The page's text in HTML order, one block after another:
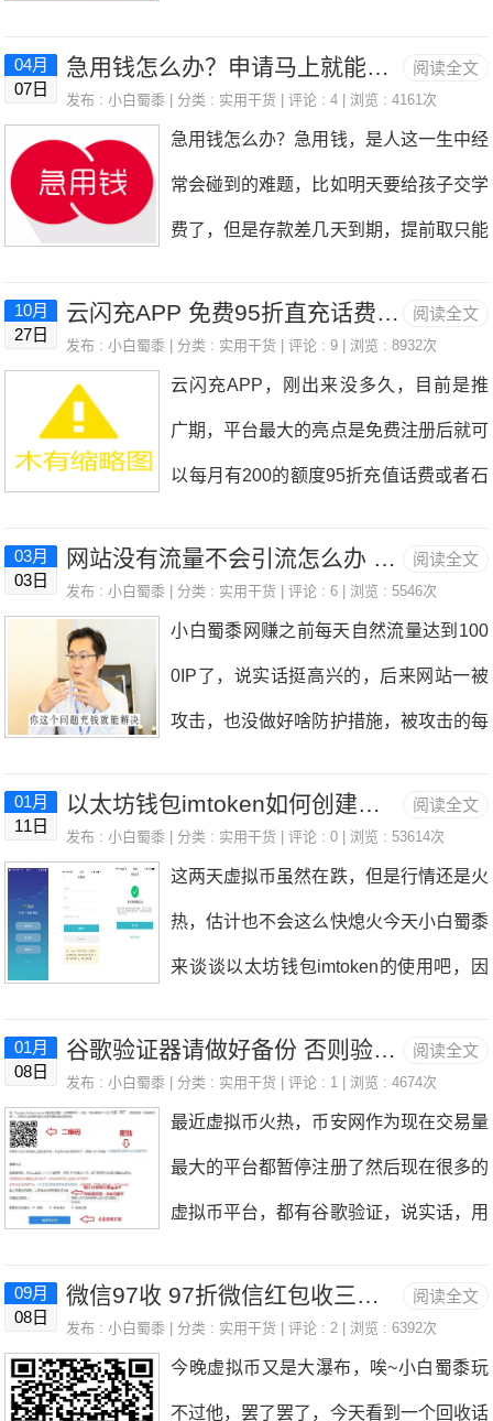
过一个“一炮通”，当时想买来自己疏通
元，这样的话如果抢到了就是25元钱，
可惜的是小白蜀黍没有抢到，哈哈。茶蛋
网上回收的显示如下：可以看到，其实很
多活动，撸毛的收益都是挺高的，只要找
到合适的回收平台，比如玖玖收或者茶蛋
权益玖玖收（券码无忧）注册：点我进入
其他实物，平时网上有很多的活动，撸的
级别97.5-99折不等，支付宝提现，0.1元
起提现。所以说，玖玖收可以简单高效的
把你手中的闲置资源价值最大化的平台，
把不要的东西转售给需要的人。玖玖收
（券码无忧）注册：点我进入玖玖收（券
描下方二维码进入注册玖玖收，注册后绑
阅读全文
04月
07日
急用钱怎么办？申请马上就能下款使用提现的口子推荐
发布 :小白蜀黍 | 分类 : 实用干货 | 评论 : 4 | 浏览 : 4161次
急用钱怎么办？急用钱，是人这一生中经
常会碰到的难题，比如明天要给孩子交学
费了，但是存款差几天到期，提前取只能
一笔钱周转一下再从银行贷出来；突然生
偏逢连夜雨，问别人借钱吧，别人好像也
和你一样也缺钱，而且还躲着你一样，这
感觉真是让人心寒。急用钱，借钱还借不
到的时候，你想到的一定是贷款或者信用
卡，贷款的话需要有一定的信用或者抵
请，信用卡的话，如果你之前已经有了的
阅读全文
10月
27日
云闪充APP 免费95折直充话费和油卡 无套路直接到账
发布 :小白蜀黍 | 分类 : 实用干货 | 评论 : 9 | 浏览 : 8932次
云闪充APP，刚出来没多久，目前是推
广期，平台最大的亮点是免费注册后就可
以每月有200的额度95折充值话费或者石
是很给力的了，邀请好友可以获得更多额
白话：云闪充是个充话费、油卡、流量都
省钱的APP。在“云闪充”您可以9.5折充
值全国话费、油卡、流量，直冲秒到账，
无套路！！！95元充值100元充话费；95
元充值100元油卡；而且签到每天送0.1
目前“云闪充”在APPStore、腾讯、百
阅读全文
03月
03日
网站没有流量不会引流怎么办 能花钱解决的事就不要逼逼
发布 :小白蜀黍 | 分类 : 实用干货 | 评论 : 6 | 浏览 : 5546次
小白蜀黍网赚之前每天自然流量达到100
0IP了，说实话挺高兴的，后来网站一被
攻击，也没做好啥防护措施，被攻击的每
流量却只有200左右的IP了，无奈啊，这
太慢了，如何付费获得流量其实是大家可
以考虑考虑的。比如现在有很多任务发布
的网站，可以发布浏览广告任务，大概5
元左右1000IP的点击，感觉便宜啊，虽
然效果没有精准引流的好，但是只要你的
再不济，花点钱发布浏览广告，每天自己
阅读全文
01月
11日
以太坊钱包imtoken如何创建和使用 以太坊钱包使用教程
发布 :小白蜀黍 | 分类 : 实用干货 | 评论 : 0 | 浏览 : 53614次
这两天虚拟币虽然在跌，但是行情还是火
热，估计也不会这么快熄火今天小白蜀黍
来谈谈以太坊钱包imtoken的使用吧，因
太坊钱包地址了。一，安装下载（官网下
件，需要使用除大陆以外的AppleID(香
港、美国的都可以)登录，然后在AppStor
e里才能搜到该软件。而获得海外AppleI
阅读全文
01月
08日
谷歌验证器请做好备份 否则验证没了虚拟币就没了然后啥都没了
发布 :小白蜀黍 | 分类 : 实用干货 | 评论 : 1 | 浏览 : 4674次
最近虚拟币火热，币安网作为现在交易量
最大的平台都暂停注册了然后现在很多的
虚拟币平台，都有谷歌验证，说实话，用
给账号加了一个U盾（当你账号上资金多
阅读全文
09月
08日
微信97收 97折微信红包收三网话费卡
发布 :小白蜀黍 | 分类 : 实用干货 | 评论 : 2 | 浏览 : 6392次
今晚虚拟币又是大瀑布，唉~小白蜀黍玩
不过他，罢了罢了，今天看到一个回收话